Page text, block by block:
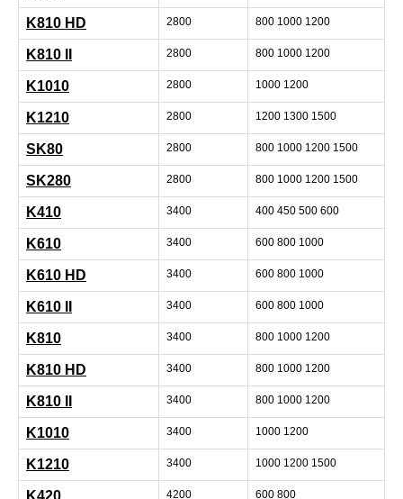
K810 HD 2800 800 1000 1200
K810 II 2800 800 1000 1200
K1010 2800 1000 1200
K1210 2800 1200 1300 1500
SK80 2800 800 1000 1200 1500
SK280 2800 800 1000 1200 1500
K410 3400 400 450 500 600
K610 3400 600 800 1000
K610 HD 3400 600 800 1000
K610 II 3400 600 800 1000
K810 3400 800 1000 1200
K810 HD 3400 800 1000 1200
K810 II 3400 800 1000 1200
K1010 3400 1000 1200
K1210 3400 1000 1200 1500
K420 4200 600 800